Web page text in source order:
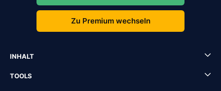
Zu Premium wechseln
INHALT
TOOLS